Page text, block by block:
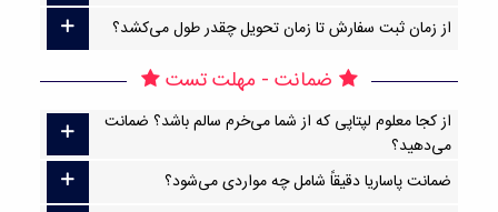
از زمان ثبت سفارش تا زمان تحویل چقدر طول می‌کشد؟
ضمانت - مهلت تست
از کجا معلوم لپتاپی که از شما می‌خرم سالم باشد؟ ضمانت
می‌دهید؟
ضمانت پاساریا دقیقاً شامل چه مواردی می‌شود؟